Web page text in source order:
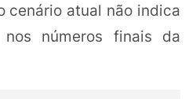
cenário atual não indica
números finais da